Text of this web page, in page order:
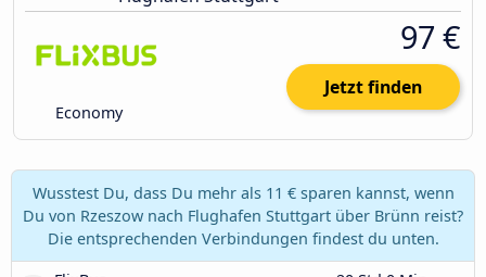
Economy
97 €
Jetzt finden
Wusstest Du, dass Du mehr als 11 € sparen kannst, wenn
Du von Rzeszow nach Flughafen Stuttgart über Brünn reist?
Die entsprechenden Verbindungen findest du unten.